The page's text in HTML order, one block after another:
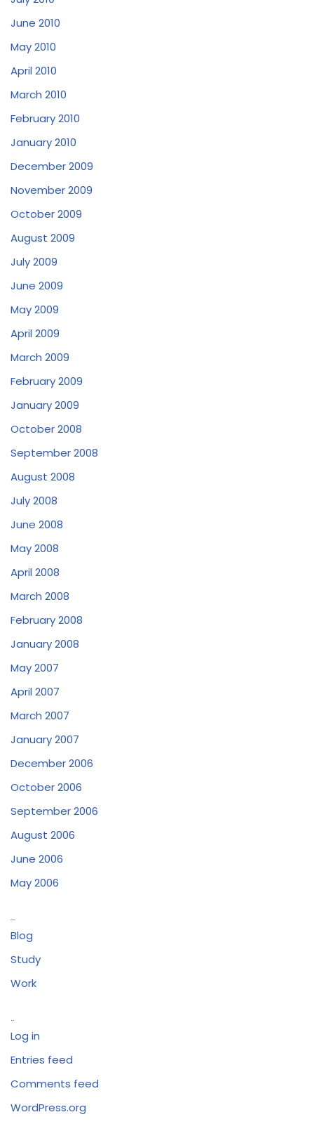
June 2010
May 2010
April 2010
March 2010
February 2010
January 2010
December 2009
November 2009
October 2009
August 2009
July 2009
June 2009
May 2009
April 2009
March 2009
February 2009
January 2009
October 2008
September 2008
August 2008
July 2008
June 2008
May 2008
April 2008
March 2008
February 2008
January 2008
May 2007
April 2007
March 2007
January 2007
December 2006
October 2006
September 2006
August 2006
June 2006
May 2006
Blog
Study
Work
Log in
Entries feed
Comments feed
WordPress.org